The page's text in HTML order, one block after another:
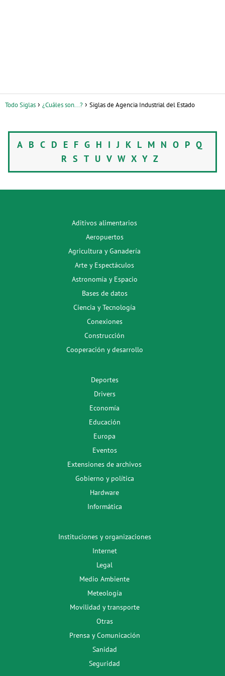
Todo Siglas ¿Cuáles son...? Siglas de Agencia Industrial del Estado
A B C D E F G H IJ K L M N O P Q
R S T U V W X Y Z
Aditivos alimentarios
Aeropuertos
Agricultura y Ganadería
Arte y Espectáculos
Astronomía y Espacio
Bases de datos
Ciencia y Tecnología
Conexiones
Construcción
Cooperación y desarrollo
Deportes
Drivers
Economía
Educación
Europa
Eventos
Extensiones de archivos
Gobierno y política
Hardware
Informática
Instituciones y organizaciones
Internet
Legal
Medio Ambiente
Meteología
Movilidad y transporte
Otras
Prensa y Comunicación
Sanidad
Seguridad